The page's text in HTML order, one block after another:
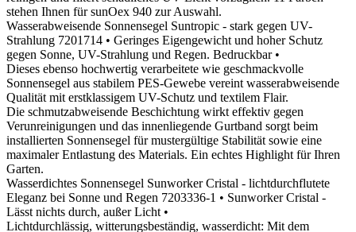
stehen Ihnen für sunOex 940 zur Auswahl.
Wasserabweisende Sonnensegel Suntropic - stark gegen UV-
Strahlung 7201714 • Geringes Eigengewicht und hoher Schutz
gegen Sonne, UV-Strahlung und Regen. Bedruckbar •
Dieses ebenso hochwertig verarbeitete wie geschmackvolle
Sonnensegel aus stabilem PES-Gewebe vereint wasserabweisende
Qualität mit erstklassigem UV-Schutz und textilem Flair.
Die schmutzabweisende Beschichtung wirkt effektiv gegen
Verunreinigungen und das innenliegende Gurtband sorgt beim
installierten Sonnensegel für mustergültige Stabilität sowie eine
maximaler Entlastung des Materials. Ein echtes Highlight für Ihren
Garten.
Wasserdichtes Sonnensegel Sunworker Cristal - lichtdurchflutete
Eleganz bei Sonne und Regen 7203336-1 • Sunworker Cristal -
Lässt nichts durch, außer Licht •
Lichtdurchlässig, witterungsbeständig, wasserdicht: Mit dem